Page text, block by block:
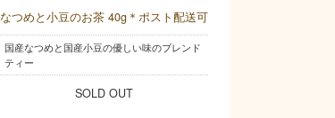
なつめと小豆のお茶 40g＊ポスト配送可
国産なつめと国産小豆の優しい味のブレンド
ティー
SOLD OUT